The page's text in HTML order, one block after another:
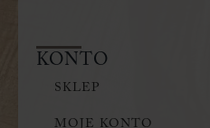
KONTO
SKLEP
MOJE KONTO